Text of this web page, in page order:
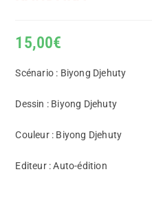
15,00€
Scénario : Biyong Djehuty
Dessin : Biyong Djehuty
Couleur : Biyong Djehuty
Editeur : Auto-édition